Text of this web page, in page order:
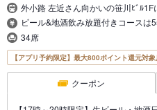
外小路 左近さん向かいの笹川ﾋﾞﾙ1F
ビール&地酒飲み放題付きコース
34席
【アプリ予約限定】最大800ポイント還元対
クーポン